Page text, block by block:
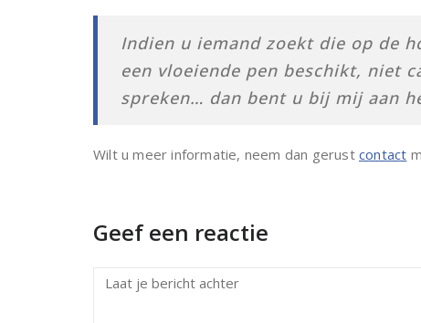
Indien u iemand zoekt die op de
een vloeiende pen beschikt, niet
spreken… dan bent u bij mij aan
Wilt u meer informatie, neem dan gerust contact
Geef een reactie